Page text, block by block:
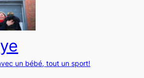
un bébé, tout un sport!